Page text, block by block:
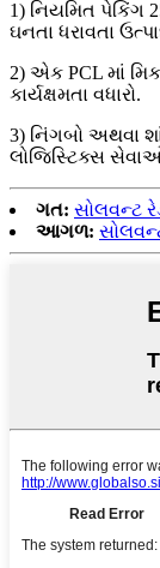
1) નિયમિત પેકિંગ
ઘનતા ધરાવતા
2) એક PCL માં
કાર્યક્ષમતા વધારો.
3) નિંગબો અથવા
લોજિસ્ટિક્સ
ગત: સોલવન્ટ
આગળ: